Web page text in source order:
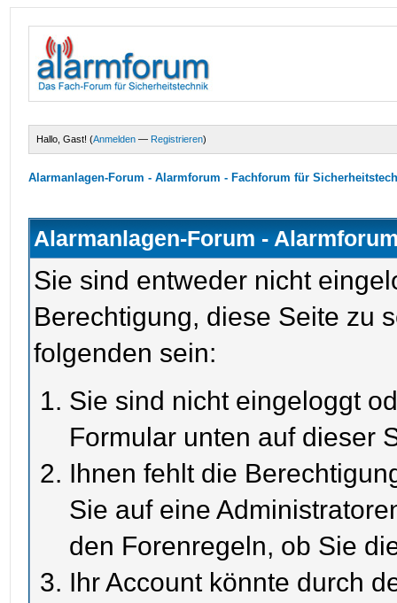
Hallo, Gast! (Anmelden — Registrieren)
Alarmanlagen-Forum - Alarmforum - Fachforum für
Alarmanlagen-Forum -
Sie sind entweder nicht
Berechtigung, diese Seite zu
folgenden sein:
Sie sind nicht eingeloggt
Formular unten auf dieser
Ihnen fehlt die
Sie auf eine
den Forenregeln, ob Sie
Ihr Account könnte durch